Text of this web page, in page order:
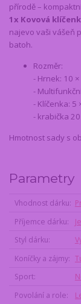
přírodě –
1x Kovová
najevo vaši vášeň
batoh.
Rozměr:
- Hrnek: 10
-
- Klíčenka: 5
- krabička
Hmotnost sady s
Parametry
Vhodnost dárku
Příjemce dárku
Styl dárku
Koníčky a zájmy
Sport
Povolání a role